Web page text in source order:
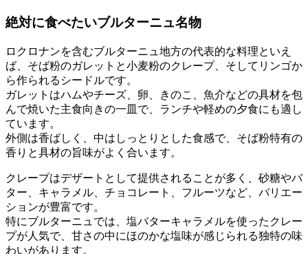
絶対に食べたいブルターニュ名物
ロクロナンを含むブルターニュ地方の代表的な料理といえ
ば、そば粉のガレットと小麦粉のクレープ、そしてリンゴか
ら作られるシードルです。
ガレットはハムやチーズ、卵、きのこ、魚介などの具材を包
んで焼いた主食向きの一皿で、ランチや軽めの夕食にも適し
ています。
外側は香ばしく、中はしっとりとした食感で、そば粉特有の
香りと具材の旨味がよく合います。
クレープはデザートとして提供されることが多く、砂糖やバ
ター、キャラメル、チョコレート、フルーツなど、バリエー
ションが豊富です。
特にブルターニュでは、塩バターキャラメルを使ったクレー
プが人気で、甘さの中にほのかな塩味が感じられる独特の味
わいがあります。